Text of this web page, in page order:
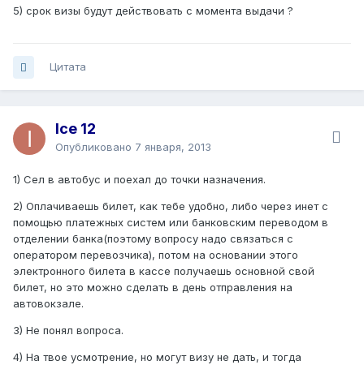
5) срок визы будут действовать с момента выдачи ?
Цитата
Ice 12
Опубликовано 7 января, 2013
1) Сел в автобус и поехал до точки назначения.
2) Оплачиваешь билет, как тебе удобно, либо через инет с
помощью платежных систем или банковским переводом в
отделении банка(поэтому вопросу надо связаться с
оператором перевозчика), потом на основании этого
электронного билета в кассе получаешь основной свой
билет, но это можно сделать в день отправления на
автовокзале.
3) Не понял вопроса.
4) На твое усмотрение, но могут визу не дать, и тогда